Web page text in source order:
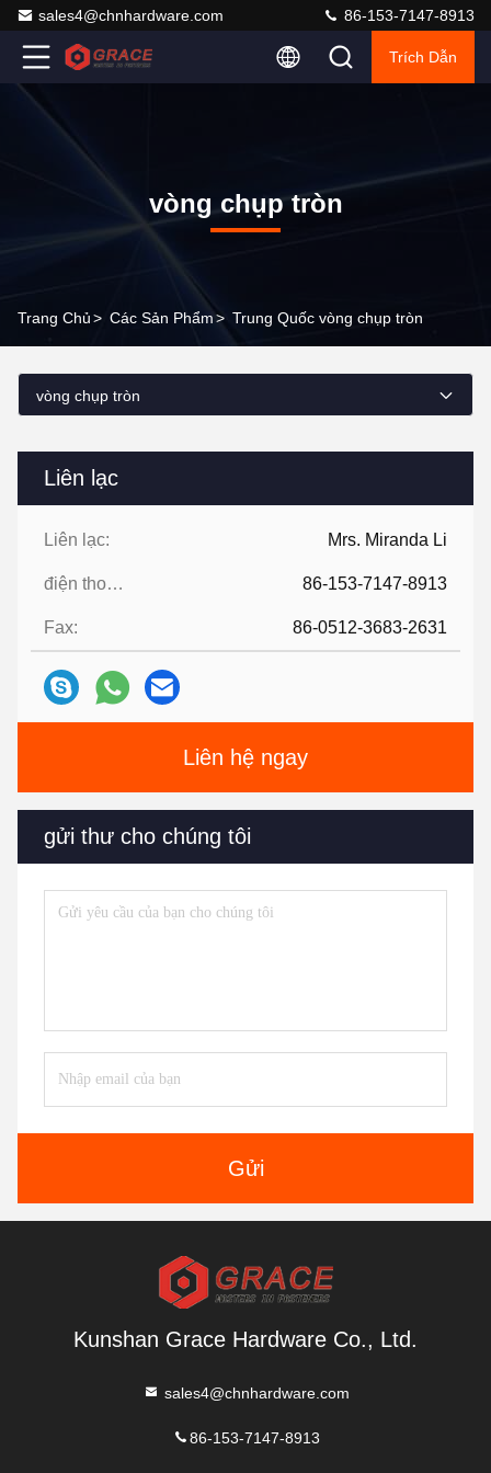
sales4@chnhardware.com 86-153-7147-8913
Trích Dẫn
vòng chụp tròn
Trang Chủ> Các Sản Phẩm> Trung Quốc vòng chụp tròn
Liên lạc
Liên lạc: Mrs. Miranda Li
điện thoại: 86-153-7147-8913
Fax: 86-0512-3683-2631
Liên hệ ngay
gửi thư cho chúng tôi
Gửi
vòng chụp tròn
Kunshan Grace Hardware Co., Ltd.
sales4@chnhardware.com
86-153-7147-8913